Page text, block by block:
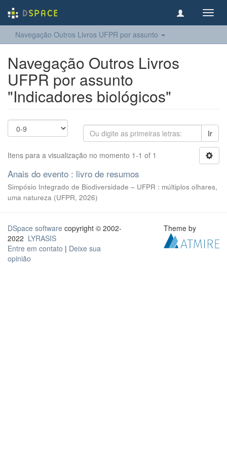
Navegação Outros Livros UFPR por assunto
Navegação Outros Livros
UFPR por assunto
"Indicadores biológicos"
Ir
Itens para a visualização no momento 1-1 of 1
Anais do evento : livro de resumos
Simpósio Integrado de Biodiversidade – UFPR : múltiplos olhares,
uma natureza (UFPR, 2026)
DSpace software copyright © 2002-
2022 LYRASIS
Entre em contato | Deixe sua
opinião
Theme by